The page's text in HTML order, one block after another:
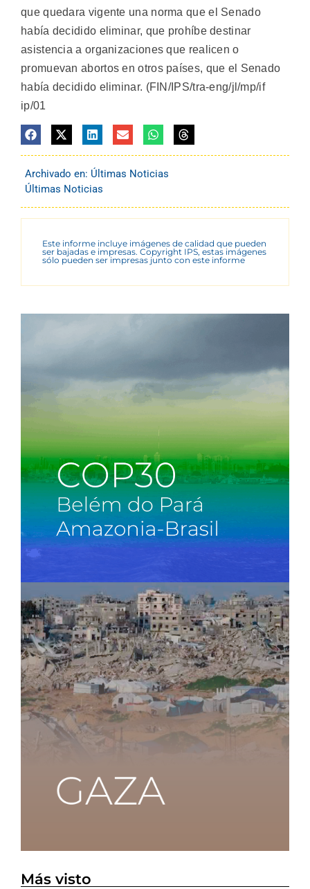
que quedara vigente una norma que el Senado
había decidido eliminar, que prohíbe destinar
asistencia a organizaciones que realicen o
promuevan abortos en otros países, que el Senado
había decidido eliminar. (FIN/IPS/tra-eng/jl/mp/if
ip/01
Archivado en: Últimas Noticias
Últimas Noticias
Este informe incluye imágenes de calidad que pueden
ser bajadas e impresas. Copyright IPS, estas imágenes
sólo pueden ser impresas junto con este informe
Más visto